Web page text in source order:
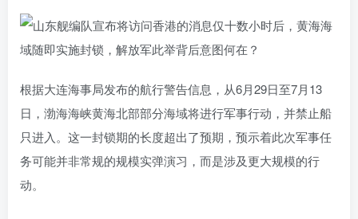
根据大连海事局发布的航行警告信息，从6月29日至7月13
日，渤海海峡黄海北部部分海域将进行军事行动，并禁止船
只进入。这一封锁期的长度超出了预期，预示着此次军事任
务可能并非常规的规模实弹演习，而是涉及更大规模的行
动。